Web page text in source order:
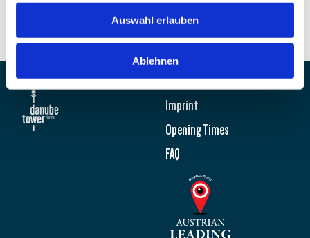
Auswahl erlauben
Ablehnen
Newsletter
Imprint
Opening Times
FAQ